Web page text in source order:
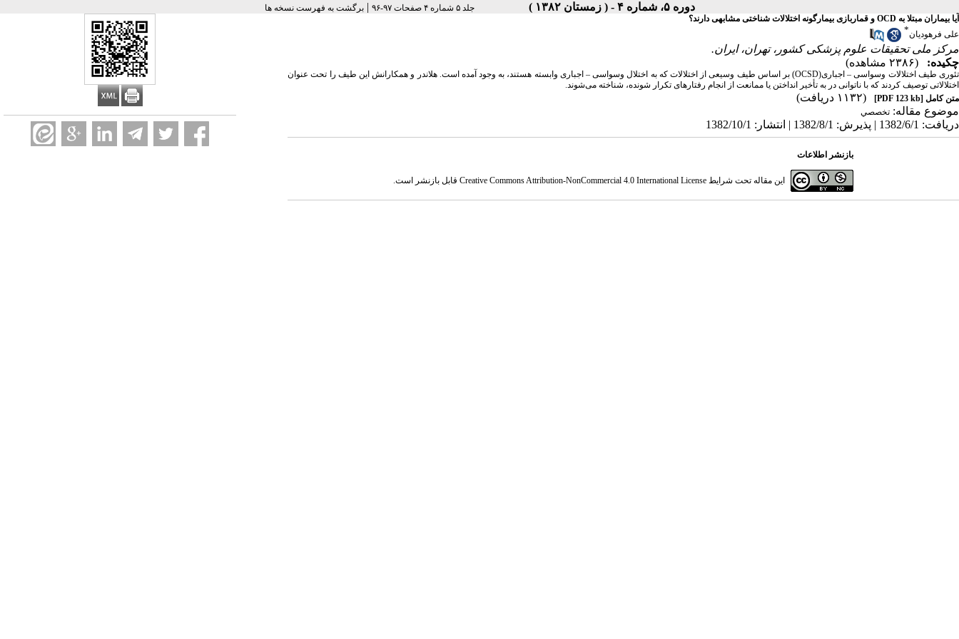
دوره ۵، شماره ۴ - ( زمستان ۱۳۸۲ ) جلد ۵ شماره ۴ صفحات ۹۷-۹۶ |برگشت به فهرست نسخه ها
آیا بیماران مبتلا به OCD و قماربازی بیمارگونه اختلالات شناختی مشابهی دارند؟
علی فرهودیان*
مرکز ملی تحقیقات علوم پزشکی کشور، تهران، ایران.
چکیده:
(۲۳۸۶ مشاهده)
تئوری طیف اختلالات وسواسی –اجباری(OCSD)بر اساس طیف وسیعی از اختلالات که به اختلال وسواسی –اجباری وابسته هستند، به وجود آمده است. هلاندر و همکارانش این طیف را تحت عنوان
اختلالاتی توصیف کردند که با ناتوانی در به تأخیر انداختن یا ممانعت از انجام رفتارهای تکرار شونده، شناخته می‌شوند.
متن کامل [PDF 123 kb]
(۱۱۳۲ دریافت)
موضوع مقاله: تخصصي
دریافت: 1382/6/1 | پذیرش: 1382/8/1 | انتشار: 1382/10/1
بازنشر اطلاعات
این مقاله تحت شرایط Creative Commons Attribution-NonCommercial 4.0 International Licenseقابل بازنشر است.